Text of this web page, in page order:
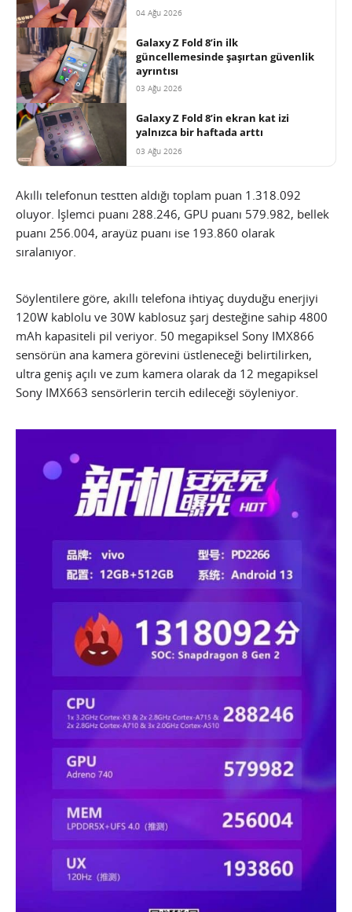
04 Ağu 2026
Galaxy Z Fold 8’in ilk
güncellemesinde şaşırtan güvenlik
ayrıntısı
03 Ağu 2026
Galaxy Z Fold 8’in ekran kat izi
yalnızca bir haftada arttı
03 Ağu 2026
Akıllı telefonun testten aldığı toplam puan 1.318.092
oluyor. İşlemci puanı 288.246, GPU puanı 579.982, bellek
puanı 256.004, arayüz puanı ise 193.860 olarak
sıralanıyor.
Söylentilere göre, akıllı telefona ihtiyaç duyduğu enerjiyi
120W kablolu ve 30W kablosuz şarj desteğine sahip 4800
mAh kapasiteli pil veriyor. 50 megapiksel Sony IMX866
sensörün ana kamera görevini üstleneceği belirtilirken,
ultra geniş açılı ve zum kamera olarak da 12 megapiksel
Sony IMX663 sensörlerin tercih edileceği söyleniyor.